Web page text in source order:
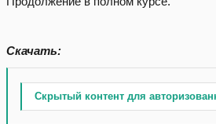
Скачать:
Скрытый контент для